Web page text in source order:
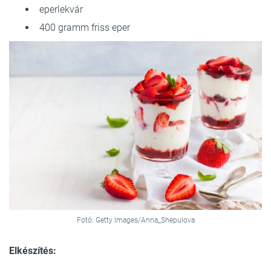
eperlekvár
400 gramm friss eper
Fotó: Getty Images/Anna_Shepulova
Elkészítés: